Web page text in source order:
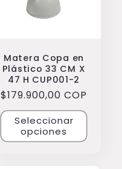
Matera Copa en
Plástico 33 CM X
47 H CUP001-2
Precio
habitual
$179.900,00 COP
Seleccionar
opciones